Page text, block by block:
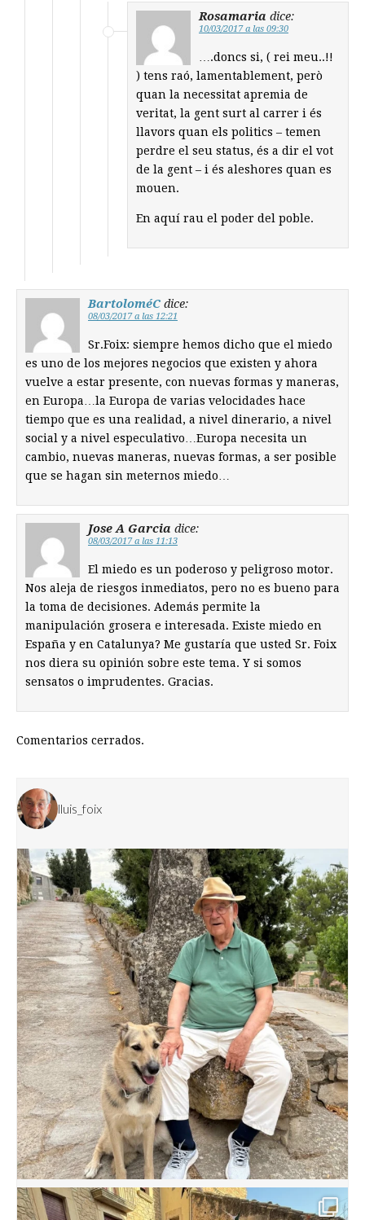
Rosamaria dice:
10/03/2017 a las 09:30
….doncs si, ( rei meu..!!
) tens raó, lamentablement, però
quan la necessitat apremia de
veritat, la gent surt al carrer i és
llavors quan els politics – temen
perdre el seu status, és a dir el vot
de la gent – i és aleshores quan es
mouen.
En aquí rau el poder del poble.
BartoloméC dice:
08/03/2017 a las 12:21
Sr.Foix: siempre hemos dicho que el miedo
es uno de los mejores negocios que existen y ahora
vuelve a estar presente, con nuevas formas y maneras,
en Europa…la Europa de varias velocidades hace
tiempo que es una realidad, a nivel dinerario, a nivel
social y a nivel especulativo…Europa necesita un
cambio, nuevas maneras, nuevas formas, a ser posible
que se hagan sin meternos miedo…
Jose A Garcia dice:
08/03/2017 a las 11:13
El miedo es un poderoso y peligroso motor.
Nos aleja de riesgos inmediatos, pero no es bueno para
la toma de decisiones. Además permite la
manipulación grosera e interesada. Existe miedo en
España y en Catalunya? Me gustaría que usted Sr. Foix
nos diera su opinión sobre este tema. Y si somos
sensatos o imprudentes. Gracias.
Comentarios cerrados.
lluis_foix